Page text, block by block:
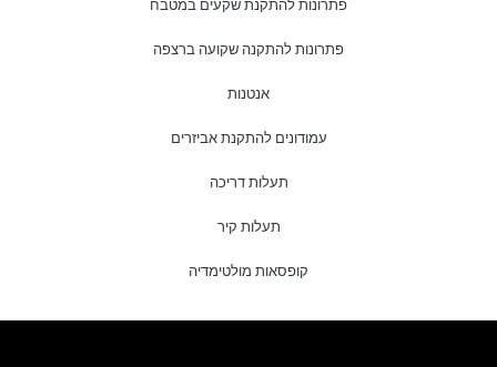
פתרונות להתקנת שקעים במטבח
פתרונות להתקנה שקועה ברצפה
אנטנות
עמודונים להתקנת אביזרים
תעלות דריכה
תעלות קיר
קופסאות מולטימדיה